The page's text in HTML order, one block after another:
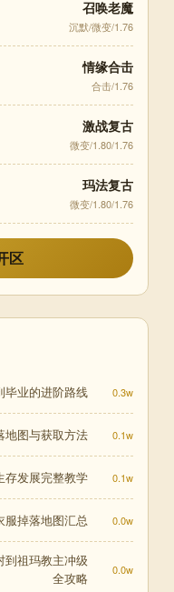
召唤老魔
沉默/微变/1.76
情缘合击
合击/1.76
激战复古
微变/1.80/1.76
玛法复古
微变/1.80/1.76
区
毕业的进阶路线 0.3w
地图与获取方法 0.1w
存发展完整教学 0.1w
服掉落地图汇总 0.0w
到祖玛教主冲级
全攻略
0.0w